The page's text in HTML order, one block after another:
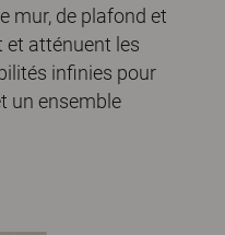
mur, de plafond et
et atténuent les
infinies pour
un ensemble